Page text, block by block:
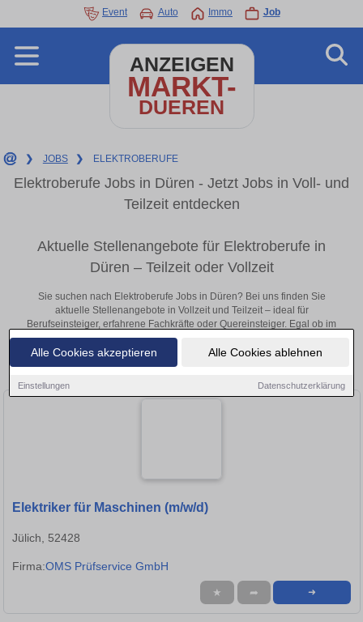
Alle Cookies akzeptieren Alle Cookies ablehnen
Einstellungen Datenschutzerklärung
Event Auto Immo Job
ANZEIGEN
MARKT-
DUEREN
❯ JOBS ❯ ELEKTROBERUFE
Elektroberufe Jobs in Düren - Jetzt Jobs in Voll- und
Teilzeit entdecken
Aktuelle Stellenangebote für Elektroberufe in
Düren – Teilzeit oder Vollzeit
Sie suchen nach Elektroberufe Jobs in Düren? Bei uns finden Sie
aktuelle Stellenangebote in Vollzeit und Teilzeit – ideal für
Berufseinsteiger, erfahrene Fachkräfte oder Quereinsteiger. Egal ob im
Büro, vor Ort oder remote: Entdecken Sie jetzt neue Chancen in Ihrer
Region und bewerben Sie sich direkt auf passende Elektroberufe-
Stellen in Düren!
Elektriker für Maschinen (m/w/d)
Jülich, 52428
Firma:OMS Prüfservice GmbH
★ ➦ ➜